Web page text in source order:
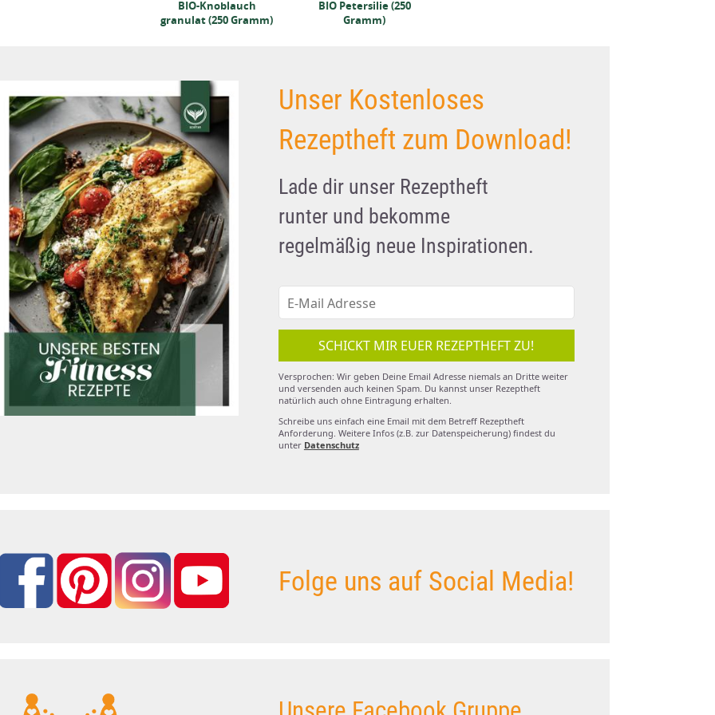
BIO-Knoblauch
granulat (250 Gramm)
BIO Petersilie (250
Gramm)
Unser Kostenloses
Rezeptheft zum Download!
Lade dir unser Rezeptheft
runter und bekomme
regelmäßig neue Inspirationen.
SCHICKT MIR EUER REZEPTHEFT ZU!
Versprochen: Wir geben Deine Email Adresse niemals an Dritte weiter
und versenden auch keinen Spam. Du kannst unser Rezeptheft
natürlich auch ohne Eintragung erhalten.
Schreibe uns einfach eine Email mit dem Betreff Rezeptheft
Anforderung. Weitere Infos (z.B. zur Datenspeicherung) findest du
unter Datenschutz
Folge uns auf Social Media!